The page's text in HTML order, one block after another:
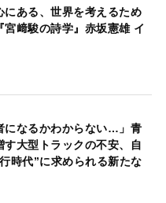
にある、世界を考えるため
宮﨑駿の詩学』赤坂憲雄 イ
になるかわからない…」青
す大型トラックの不安、自
時代”に求められる新たな